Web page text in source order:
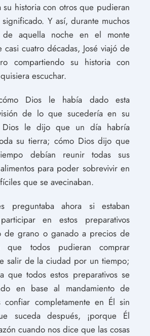
historia con otros que pudieran
Y así, durante muchos
de aquella noche en el monte
cuatro décadas, José viajó de
compartiendo su historia con
escuchar.
Dios le había dado esta
de lo que sucedería en su
Dios le dijo que un día habría
su tierra; cómo Dios dijo que
debían reunir todas sus
para poder sobrevivir en
que se avecinaban.
preguntaba ahora si estaban
en estos preparativos
de grano o ganado a precios de
que todos pudieran comprar
salir de la ciudad por un tiempo;
que todos estos preparativos se
en base al mandamiento de
confiar completamente en Él sin
suceda después, ¡porque Él
cuando nos dice que las cosas